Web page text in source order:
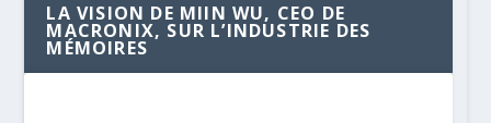
LA VISION DE MIIN WU, CEO DE
MACRONIX, SUR L’INDUSTRIE DES
MÉMOIRES